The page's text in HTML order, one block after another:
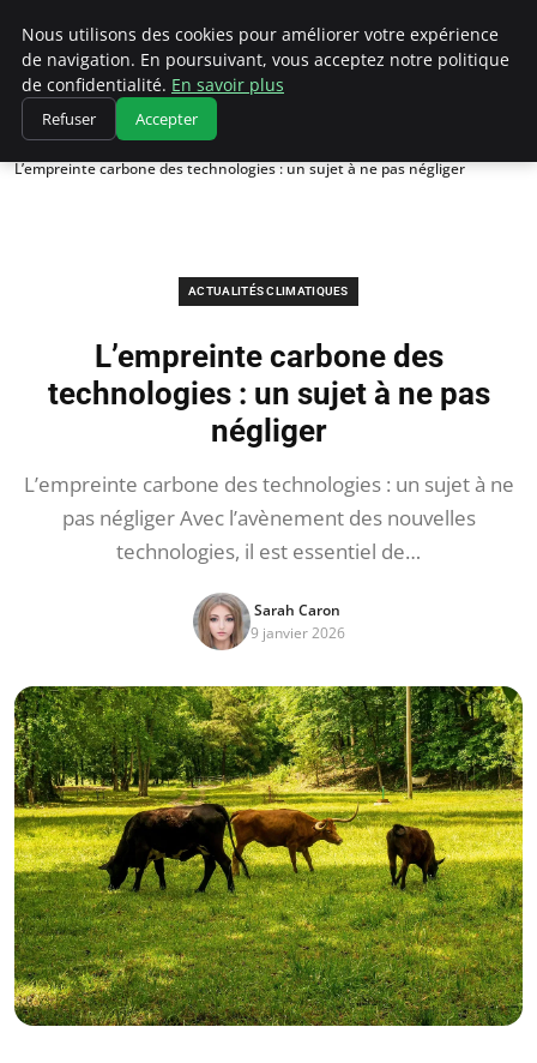
Climatedebtagents
Accueil
Actualités Climatiques
L’empreinte carbone des technologies : un sujet à ne pas négliger
ACTUALITÉS CLIMATIQUES
L’empreinte carbone des
technologies : un sujet à ne pas
négliger
L’empreinte carbone des technologies : un sujet à ne
pas négliger Avec l’avènement des nouvelles
technologies, il est essentiel de…
Sarah Caron
9 janvier 2026
Nous utilisons des cookies pour améliorer votre expérience
de navigation. En poursuivant, vous acceptez notre politique
de confidentialité. En savoir plus
Refuser Accepter